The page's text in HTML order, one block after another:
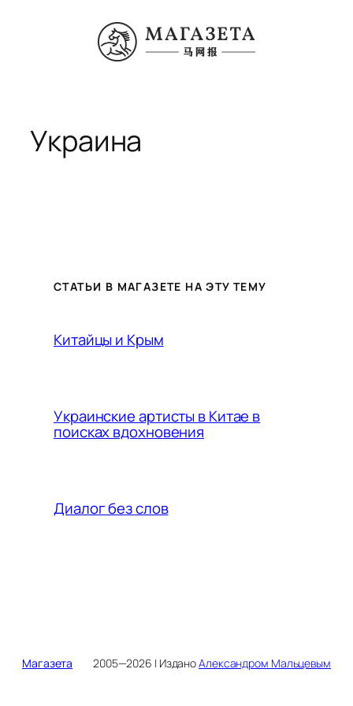
содержимому
Украина
СТАТЬИ В МАГАЗЕТЕ НА ЭТУ ТЕМУ
Китайцы и Крым
Украинские артисты в Китае в
поисках вдохновения
Диалог без слов
Магазета 2005—2026 | ИзданоАлександром Мальцевым